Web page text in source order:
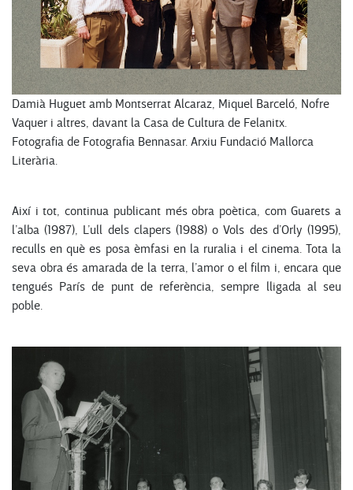
Damià Huguet amb Montserrat Alcaraz, Miquel Barceló, Nofre
Vaquer i altres, davant la Casa de Cultura de Felanitx.
Fotografia de Fotografia Bennasar. Arxiu Fundació Mallorca
Literària.
Així i tot, continua publicant més obra poètica, com Guarets a
l’alba (1987), L’ull dels clapers (1988) o Vols des d’Orly (1995),
reculls en què es posa èmfasi en la ruralia i el cinema. Tota la
seva obra és amarada de la terra, l’amor o el film i, encara que
tengués París de punt de referència, sempre lligada al seu
poble.